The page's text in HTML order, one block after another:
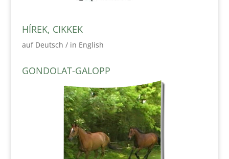
HÍREK, CIKKEK
auf Deutsch / in English
GONDOLAT-GALOPP